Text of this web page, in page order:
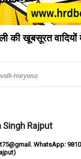
की खूबसूरत
Haryana
Singh Rajput
WhatsApp: